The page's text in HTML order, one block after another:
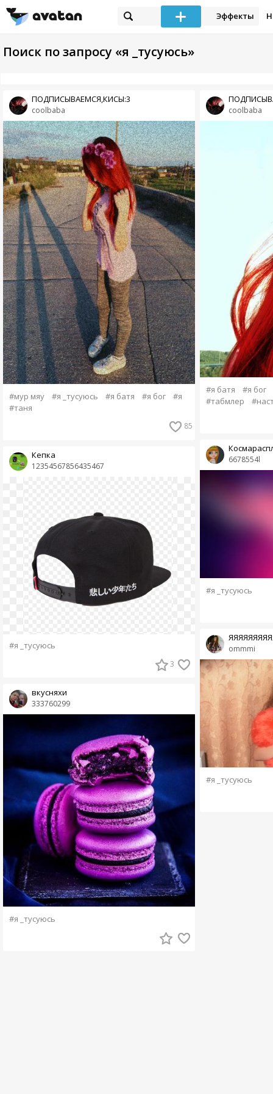
Эффекты
Поиск по запросу «я _тусуюсь»
coolbaba
ПОДПИСЫВАЕМСЯ,КИСЫ:3
#мур мяу #я _тусуюсь #я батя #я бог
#я
#таня
85
12354567856435467
Кепка
#я _тусуюсь
3
333760299
вкусняхи
#я _тусуюсь
coolbaba
#я батя
#я бог
#табмлер
6678554l
#я _тусуюсь
ommmi
#я _тусуюсь